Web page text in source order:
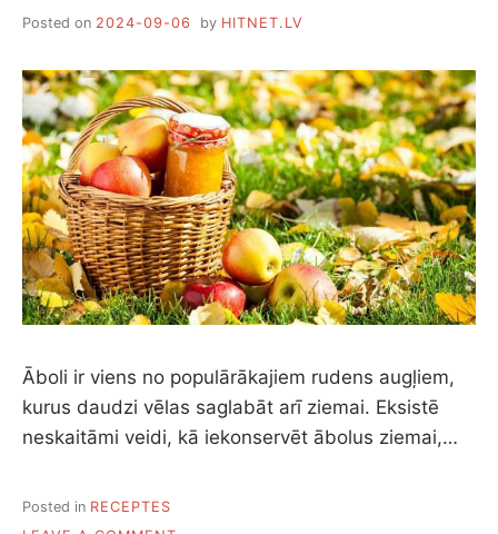
Posted on 2024-09-06 by HITNET.LV
Āboli ir viens no populārākajiem rudens augļiem,
kurus daudzi vēlas saglabāt arī ziemai. Eksistē
neskaitāmi veidi, kā iekonservēt ābolus ziemai,…
Posted in RECEPTES